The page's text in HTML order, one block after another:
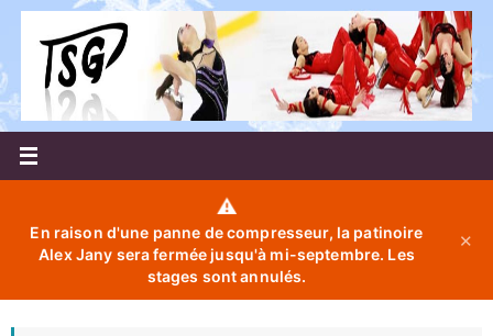
Passer
contenu
⚠️
En raison d'une panne de compresseur, la patinoire
Alex Jany sera fermée jusqu'à mi-septembre. Les
stages sont annulés.
✕